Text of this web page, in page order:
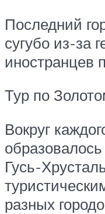
Последний
сугубо из-за
иностранцев
Тур по
Вокруг
Гусь-
разных